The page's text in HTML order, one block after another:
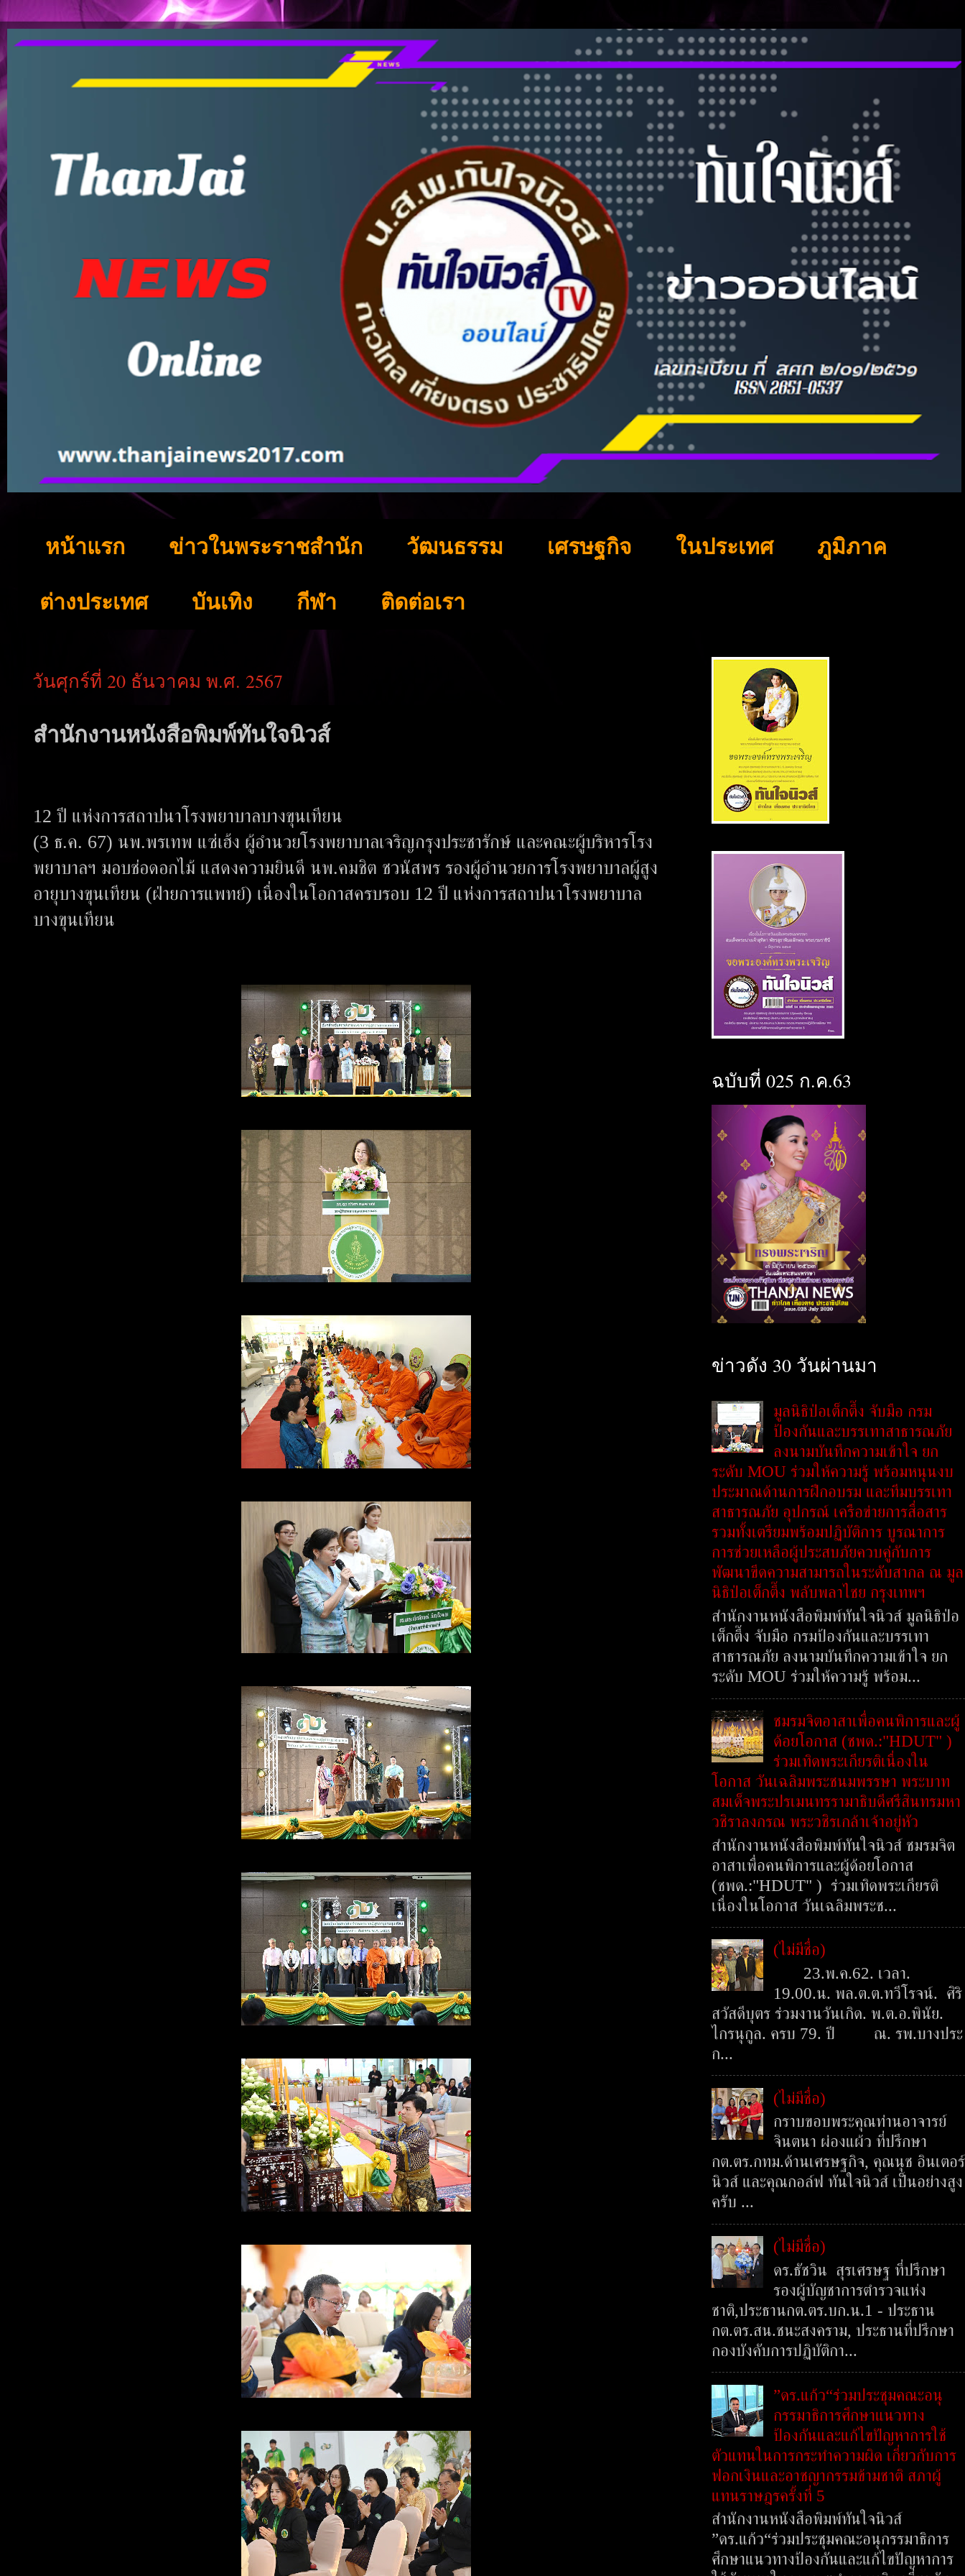
หน้าแรก ข่าวในพระราชสำนัก วัฒนธรรม เศรษฐกิจ ในประเทศ ภูมิภาค
ต่างประเทศ บันเทิง กีฬา ติดต่อเรา
วันศุกร์ที่ 20 ธันวาคม พ.ศ. 2567
สำนักงานหนังสือพิมพ์ทันใจนิวส์
12 ปี แห่งการสถาปนาโรงพยาบาลบางขุนเทียน
(3 ธ.ค. 67) นพ.พรเทพ แซ่เฮ้ง ผู้อำนวยโรงพยาบาลเจริญกรุงประชารักษ์ และคณะผู้บริหารโรง
พยาบาลฯ มอบช่อดอกไม้ แสดงความยินดี นพ.คมชิต ชวนัสพร รองผู้อำนวยการโรงพยาบาลผู้สูง
อายุบางขุนเทียน (ฝ่ายการแพทย์) เนื่องในโอกาสครบรอบ 12 ปี แห่งการสถาปนาโรงพยาบาล
บางขุนเทียน
ฉบับที่ 025 ก.ค.63
ข่าวดัง 30 วันผ่านมา
มูลนิธิป่อเต็กตึ๊ง จับมือ กรม
ป้องกันและบรรเทาสาธารณภัย
ลงนามบันทึกความเข้าใจ ยก
ระดับ MOU ร่วมให้ความรู้ พร้อมหนุนงบ
ประมาณด้านการฝึกอบรม และทีมบรรเทา
สาธารณภัย อุปกรณ์ เครือข่ายการสื่อสาร
รวมทั้งเตรียมพร้อมปฏิบัติการ บูรณาการ
การช่วยเหลือผู้ประสบภัยควบคู่กับการ
พัฒนาขีดความสามารถในระดับสากล ณ มูล
นิธิป่อเต็กตึ๊ง พลับพลาไชย กรุงเทพฯ
สำนักงานหนังสือพิมพ์ทันใจนิวส์ มูลนิธิป่อ
เต็กตึ๊ง จับมือ กรมป้องกันและบรรเทา
สาธารณภัย ลงนามบันทึกความเข้าใจ ยก
ระดับ MOU ร่วมให้ความรู้ พร้อม...
ชมรมจิตอาสาเพื่อคนพิการและผู้
ด้อยโอกาส (ชพด.:"HDUT" )
ร่วมเทิดพระเกียรติเนื่องใน
โอกาส วันเฉลิมพระชนมพรรษา พระบาท
สมเด็จพระปรเมนทรรามาธิบดีศรีสินทรมหา
วชิราลงกรณ พระวชิรเกล้าเจ้าอยู่หัว
สำนักงานหนังสือพิมพ์ทันใจนิวส์ ชมรมจิต
อาสาเพื่อคนพิการและผู้ด้อยโอกาส
(ชพด.:"HDUT" ) ร่วมเทิดพระเกียรติ
เนื่องในโอกาส วันเฉลิมพระช...
(ไม่มีชื่อ)
23.พ.ค.62. เวลา.
19.00.น. พล.ต.ต.ทวีโรจน์. ศิริ
สวัสดีบุตร ร่วมงานวันเกิด. พ.ต.อ.พินัย.
ไกรนุกูล. ครบ 79. ปี ณ. รพ.บางประ
ก...
(ไม่มีชื่อ)
กราบขอบพระคุณท่านอาจารย์
จินตนา ผ่องแผ้ว ที่ปรึกษา
กต.ตร.กทม.ด้านเศรษฐกิจ, คุณนุช อินเตอร์
นิวส์ และคุณกอล์ฟ ทันใจนิวส์ เป็นอย่างสูง
ครับ ...
(ไม่มีชื่อ)
ดร.ธัชวิน สุรเศรษฐ ที่ปรึกษา
รองผู้บัญชาการตำรวจแห่ง
ชาติ,ประธานกต.ตร.บก.น.1 - ประธาน
กต.ตร.สน.ชนะสงคราม, ประธานที่ปรึกษา
กองบังคับการปฏิบัติกา...
”ดร.แก้ว“ร่วมประชุมคณะอนุ
กรรมาธิการศึกษาแนวทาง
ป้องกันและแก้ไขปัญหาการใช้
ตัวแทนในการกระทำความผิด เกี่ยวกับการ
ฟอกเงินและอาชญากรรมข้ามชาติ สภาผู้
แทนราษฎรครั้งที่ 5
สำนักงานหนังสือพิมพ์ทันใจนิวส์
”ดร.แก้ว“ร่วมประชุมคณะอนุกรรมาธิการ
ศึกษาแนวทางป้องกันและแก้ไขปัญหาการ